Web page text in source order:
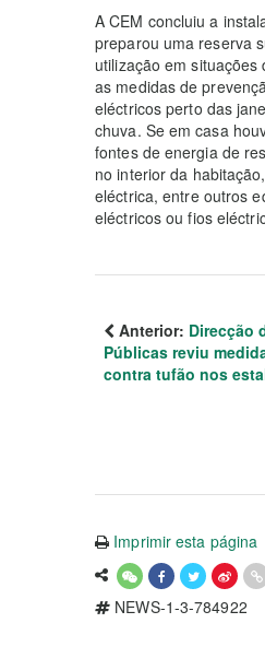
A CEM concluiu a
preparou uma reserva
utilização em
as medidas de
eléctricos perto das
chuva. Se em casa
fontes de energia de
no interior da
eléctrica, entre outros
eléctricos ou fios
Anterior: Direcção
Públicas reviu
contra tufão nos
Imprimir esta página
NEWS-1-3-784922